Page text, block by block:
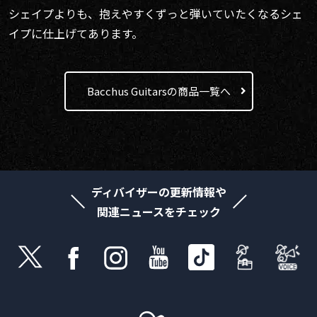
シェイプよりも、抱えやすくずっと弾いていたくなるシェ
イプに仕上げてあります。
Bacchus Guitarsの商品一覧へ
ディバイザーの更新情報や
関連ニュースをチェック